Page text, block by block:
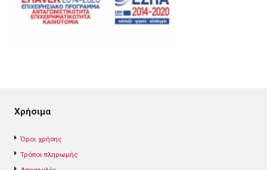
Χρήσιμα
Όροι χρήσης
Τρόποι πληρωμής